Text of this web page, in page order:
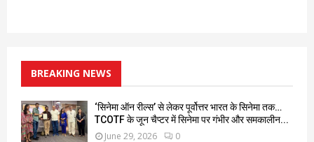
BREAKING NEWS
‘सिनेमा ऑन रील्स’ से लेकर पूर्वोत्तर भारत के सिनेमा तक…
TCOTF के जून चैप्टर में सिनेमा पर गंभीर और समकालीन...
June 29, 2026 0